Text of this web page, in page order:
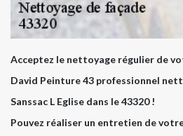
Acceptez le nettoyage régulier de
David Peinture 43 professionnel
Sanssac L Eglise dans le 43320 !
Pouvez réaliser un entretien de